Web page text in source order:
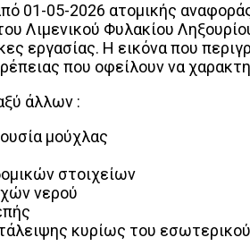
01-05-2026 ατομικής
Λιμενικού Φυλακίου
εργασίας. Η εικόνα που
που οφείλουν να
άλλων :
μούχλας
στοιχείων
νερού
κυρίως του